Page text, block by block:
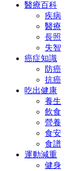
醫療百科
疾病
醫療
長照
失智
癌症知識
防癌
抗癌
吃出健康
養生
飲食
營養
食安
食譜
運動減重
健身